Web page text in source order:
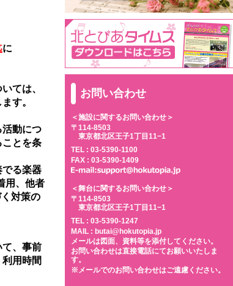
に
ては、
す。
活動につ
ことを条
でる楽器
用、他者
対策の
て、事前
用時間
お問い合わせ
＜施設に関するお問い合わせ＞
〒114-8503
東京都北区王子1丁目11−1
TEL : 03-5390-1100
FAX : 03-5390-1409
＜舞台に関するお問い合わせ＞
〒114-8503
東京都北区王子1丁目11−1
TEL : 03-5390-1247
MAIL : butai@hokutopia.jp
メールは図面、資料等を添付してください。
お問い合わせは直接電話にてお願いいたしま
す。
※メールでのお問い合わせはご遠慮ください。